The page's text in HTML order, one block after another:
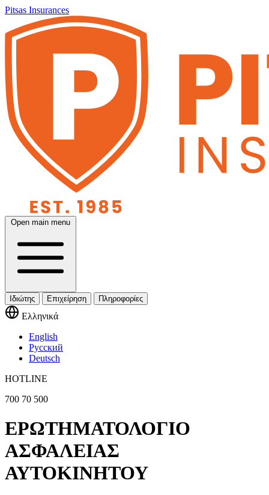
Pitsas Insurances
Open main menu
Ιδιώτης Επιχείρηση Πληροφορίες
Ελληνικά
English
Русский
Deutsch
HOTLINE
700 70 500
ΕΡΩΤΗΜΑΤΟΛΟΓΙΟ
ΑΣΦΑΛΕΙΑΣ
ΑΥΤΟΚΙΝΗΤΟΥ